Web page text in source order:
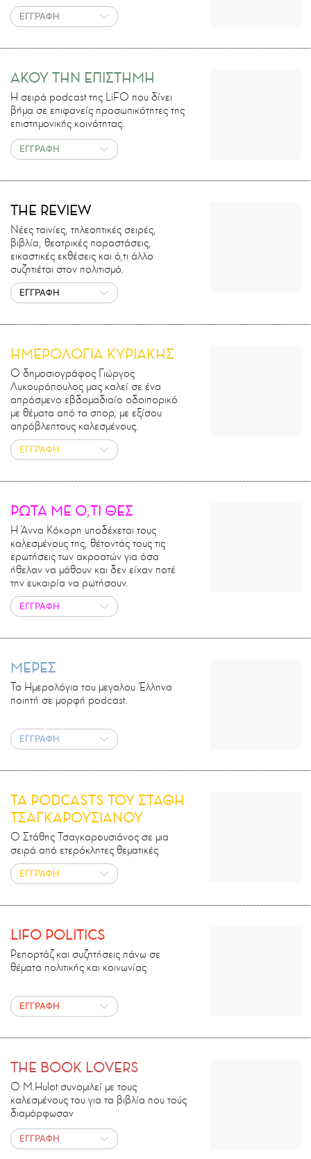
ΕΓΓΡΑΦΗ
ΑΚΟΥ ΤΗΝ ΕΠΙΣΤΗΜΗ
H σειρά podcast της LiFO που δίνει
βήμα σε επιφανείς προσωπικότητες της
επιστημονικής κοινότητας.
ΕΓΓΡΑΦΗ
THE REVIEW
Νέες ταινίες, τηλεοπτικές σειρές,
βιβλία, θεατρικές παραστάσεις,
εικαστικές εκθέσεις και ό,τι άλλο
συζητιέται στον πολιτισμό.
ΕΓΓΡΑΦΗ
ΗΜΕΡΟΛΟΓΙΑ ΚΥΡΙΑΚΗΣ
Ο δημοσιογράφος Γιώργος
Λυκουρόπουλος μας καλεί σε ένα
απρόσμενο εβδομαδιαίο οδοιπορικό
με θέματα από τα σπορ, με εξίσου
απρόβλεπτους καλεσμένους.
ΕΓΓΡΑΦΗ
ΡΩΤΑ ΜΕ Ο,ΤΙ ΘΕΣ
Η Άννα Κόκορη υποδέχεται τους
καλεσμένους της, θέτοντάς τους τις
ερωτήσεις των ακροατών για όσα
ήθελαν να μάθουν και δεν είχαν ποτέ
την ευκαιρία να ρωτήσουν.
ΕΓΓΡΑΦΗ
ΜΕΡΕΣ
Τα Ημερολόγια του μεγαλου Έλληνα
ποιητή σε μορφή podcast.
ΕΓΓΡΑΦΗ
ΤΑ PODCASTS ΤΟΥ ΣΤΑΘΗ
ΤΣΑΓΚΑΡΟΥΣΙΑΝΟΥ
Ο Στάθης Τσαγκαρουσιάνος σε μια
σειρά από ετερόκλητες θεματικές
ΕΓΓΡΑΦΗ
LIFO POLITICS
Ρεπορτάζ και συζητήσεις πάνω σε
θέματα πολιτικής και κοινωνίας
ΕΓΓΡΑΦΗ
THE BOOK LOVERS
Ο M.Ηulot συνομιλεί με τους
καλεσμένους του για τα βιβλία που τούς
διαμόρφωσαν
ΕΓΓΡΑΦΗ